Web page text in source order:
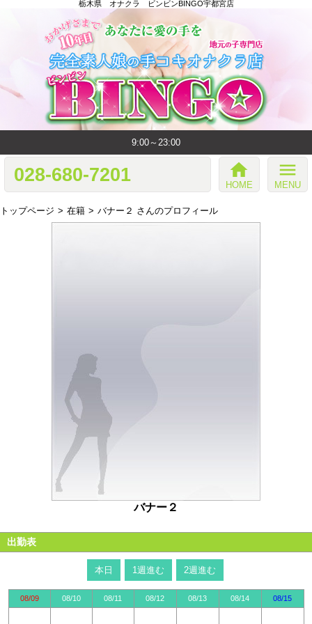
栃木県 オナクラ ビンビンBINGO宇都宮店
9:00～23:00
028-680-7201 home
HOME
menu
MENU
トップページ 在籍 バナー２ さんのプロフィール
バナー２
出勤表
本日 1週進む 2週進む
08/09 08/10 08/11 08/12 08/13 08/14 08/15